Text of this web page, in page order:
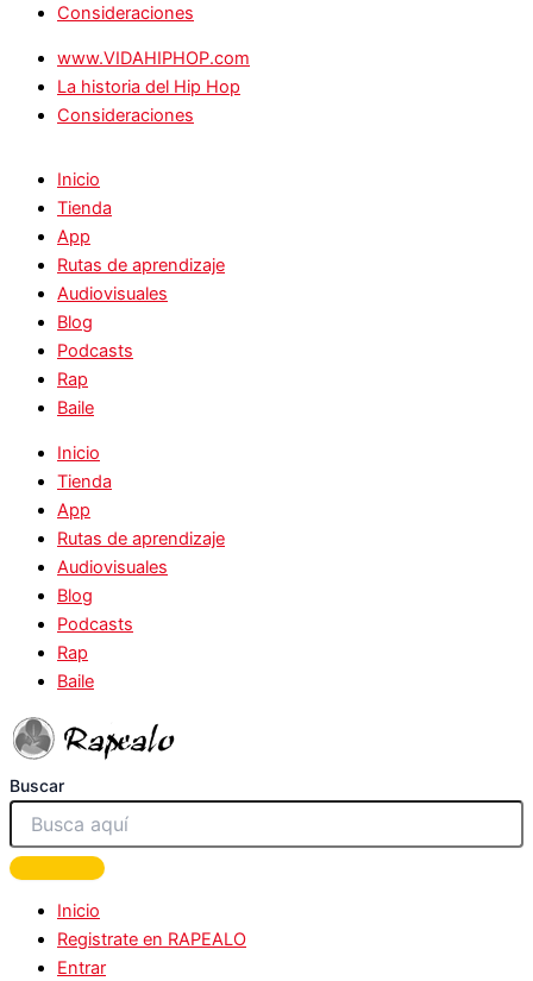
Consideraciones
www.VIDAHIPHOP.com
La historia del Hip Hop
Consideraciones
Inicio
Tienda
App
Rutas de aprendizaje
Audiovisuales
Blog
Podcasts
Rap
Baile
Inicio
Tienda
App
Rutas de aprendizaje
Audiovisuales
Blog
Podcasts
Rap
Baile
Buscar
Inicio
Registrate en RAPEALO
Entrar